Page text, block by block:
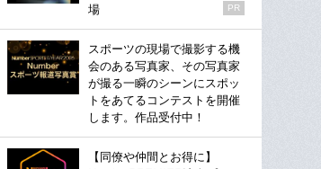
場
PR
スポーツの現場で撮影する機
会のある写真家、その写真家
が撮る一瞬のシーンにスポッ
トをあてるコンテストを開催
します。作品受付中！
【同僚や仲間とお得に】